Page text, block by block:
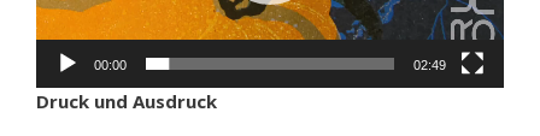
00:00 02:49
Druck und Ausdruck